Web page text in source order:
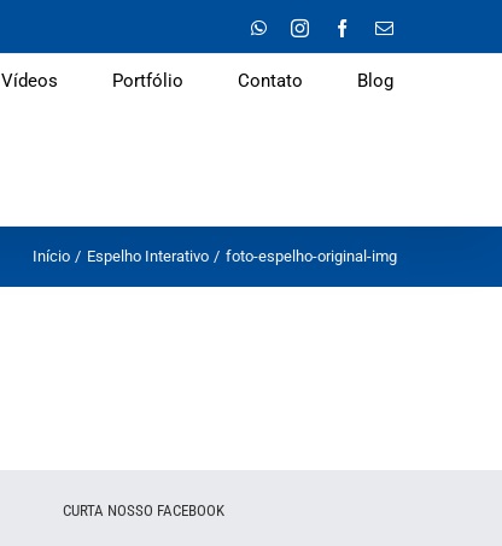
WhatsAppInstagramFacebook
E-
Vídeos Portfólio Contato Blog
Início Espelho Interativo foto-espelho-original-img
CURTA NOSSO FACEBOOK